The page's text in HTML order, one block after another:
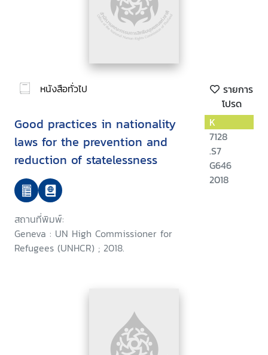
หนังสือทั่วไป
รายการ
โปรด
Good practices in nationality
laws for the prevention and
reduction of statelessness
สถานที่พิมพ์:
Geneva : UN High Commissioner for
Refugees (UNHCR) ; 2018.
K
7128
.S7
G646
2018